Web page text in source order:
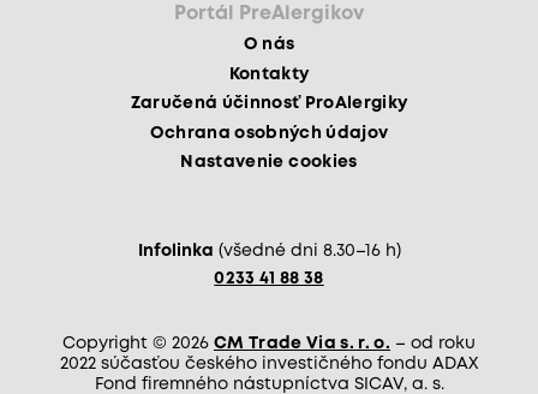
Portál PreAlergikov
O nás
Kontakty
Zaručená účinnosť ProAlergiky
Ochrana osobných údajov
Nastavenie cookies
Infolinka (všedné dni 8.30–16 h)
0233 41 88 38
Copyright © 2026 CM Trade Via s. r. o. – od roku
2022 súčasťou českého investičného fondu ADAX
Fond firemného nástupníctva SICAV, a. s.